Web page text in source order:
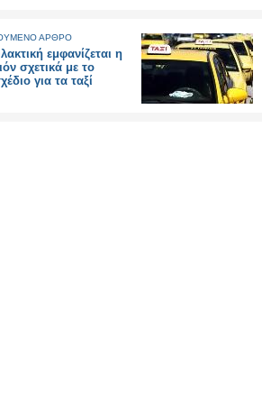
ΑΡΘΡΟ
εμφανίζεται η
σχετικά με το
για τα ταξί